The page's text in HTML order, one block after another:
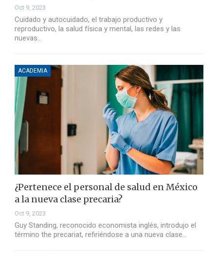
Oct 9, 2023
Cuidado y autocuidado, el trabajo productivo y
reproductivo, la salud física y mental, las redes y las
nuevas…
ACADEMIA
¿Pertenece el personal de salud en México
a la nueva clase precaria?
Oct 9, 2023
Guy Standing, reconocido economista inglés, introdujo el
término the precariat, refiriéndose a una nueva clase…